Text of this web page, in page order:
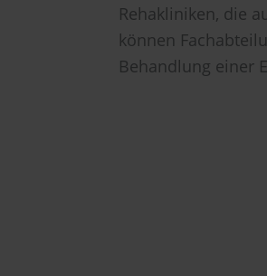
Rehakliniken, die
können
Behandlung einer